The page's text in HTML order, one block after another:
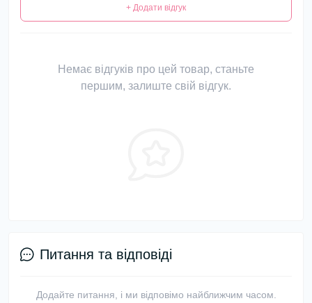
+ Додати відгук
Немає відгуків про цей товар, станьте
першим, залиште свій відгук.
Питання та відповіді
Додайте питання, і ми відповімо найближчим часом.